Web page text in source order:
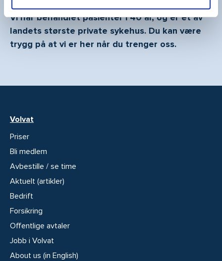
Vi har behandlet pasienter i 40 år, og er et av
landets største private sykehus. Du kan være
trygg på at vi er her når du trenger oss.
Volvat
Priser
Bli medlem
Avbestille / se time
Aktuelt (artikler)
Bedrift
Forsikring
Offentlige avtaler
Jobb i Volvat
About us (in English)